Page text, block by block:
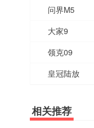
问界M5
大家9
领克09
皇冠陆放
相关推荐